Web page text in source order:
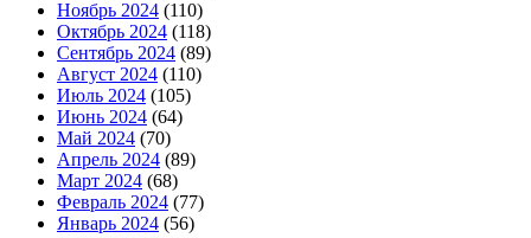
Ноябрь 2024 (110)
Октябрь 2024 (118)
Сентябрь 2024 (89)
Август 2024 (110)
Июль 2024 (105)
Июнь 2024 (64)
Май 2024 (70)
Апрель 2024 (89)
Март 2024 (68)
Февраль 2024 (77)
Январь 2024 (56)